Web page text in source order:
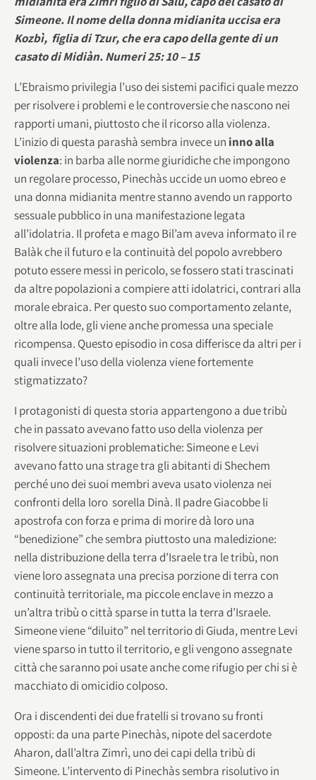
Simeone. Il nome della donna midianita uccisa era
Kozbì, figlia di Tzur, che era capo della gente di un
casato di Midiàn. Numeri 25: 10 – 15
L’Ebraismo privilegia l’uso dei sistemi pacifici quale mezzo
per risolvere i problemi e le controversie che nascono nei
rapporti umani, piuttosto che il ricorso alla violenza.
L’inizio di questa parashà sembra invece un inno alla
violenza: in barba alle norme giuridiche che impongono
un regolare processo, Pinechàs uccide un uomo ebreo e
una donna midianita mentre stanno avendo un rapporto
sessuale pubblico in una manifestazione legata
all’idolatria. Il profeta e mago Bil’am aveva informato il re
Balàk che il futuro e la continuità del popolo avrebbero
potuto essere messi in pericolo, se fossero stati trascinati
da altre popolazioni a compiere atti idolatrici, contrari alla
morale ebraica. Per questo suo comportamento zelante,
oltre alla lode, gli viene anche promessa una speciale
ricompensa. Questo episodio in cosa differisce da altri per i
quali invece l’uso della violenza viene fortemente
stigmatizzato?
I protagonisti di questa storia appartengono a due tribù
che in passato avevano fatto uso della violenza per
risolvere situazioni problematiche: Simeone e Levi
avevano fatto una strage tra gli abitanti di Shechem
perché uno dei suoi membri aveva usato violenza nei
confronti della loro sorella Dinà. Il padre Giacobbe li
apostrofa con forza e prima di morire dà loro una
“benedizione” che sembra piuttosto una maledizione:
nella distribuzione della terra d’Israele tra le tribù, non
viene loro assegnata una precisa porzione di terra con
continuità territoriale, ma piccole enclave in mezzo a
un’altra tribù o città sparse in tutta la terra d’Israele.
Simeone viene “diluito” nel territorio di Giuda, mentre Levi
viene sparso in tutto il territorio, e gli vengono assegnate
città che saranno poi usate anche come rifugio per chi si è
macchiato di omicidio colposo.
Ora i discendenti dei due fratelli si trovano su fronti
opposti: da una parte Pinechàs, nipote del sacerdote
Aharon, dall’altra Zimrì, uno dei capi della tribù di
Simeone. L’intervento di Pinechàs sembra risolutivo in